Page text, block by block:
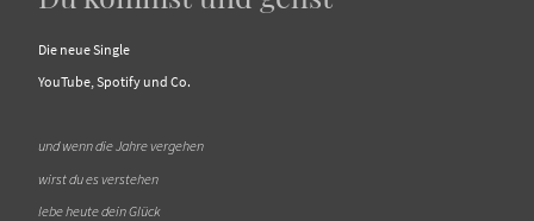
Die neue Single
YouTube, Spotify und Co.
und wenn die Jahre vergehen
wirst du es verstehen
lebe heute dein Glück